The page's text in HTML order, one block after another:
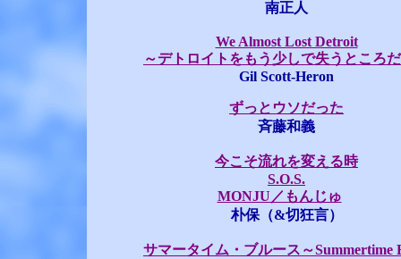
南正人
We Almost Lost Detroit
～デトロイトをもう少しで失うところ
Gil Scott-Heron
ずっとウソだった
斉藤和義
今こそ流れを変える時
S.O.S.
MONJU／もんじゅ
朴保（&切狂言）
サマータイム・ブルース～Summertime